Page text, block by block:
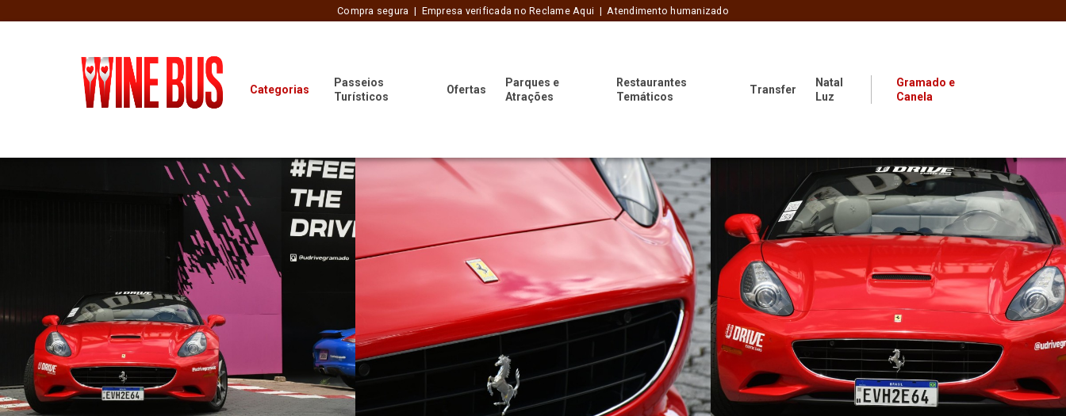
Compra segura | Empresa verificada no Reclame Aqui | Atendimento humanizado
Categorias
Passeios
Turísticos
Ofertas
Parques e
Atrações
Restaurantes
Temáticos
Transfer
Natal
Luz
Gramado e
Canela